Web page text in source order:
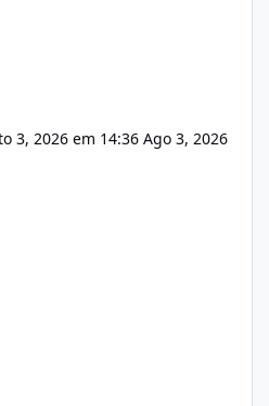
3, 2026 em 14:36 Ago 3, 2026